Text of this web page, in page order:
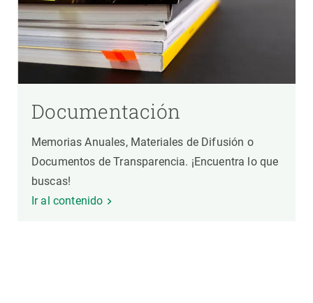
Documentación
Memorias Anuales, Materiales de Difusión o
Documentos de Transparencia. ¡Encuentra lo que
buscas!
Ir al contenido